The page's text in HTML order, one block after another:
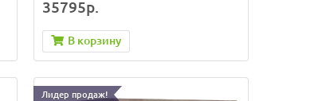
35795р.
В корзину
Лидер продаж!